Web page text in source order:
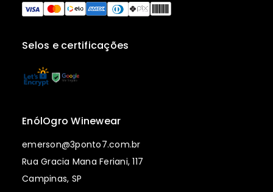
Selos e certificações
EnólOgro Winewear
emerson@3ponto7.com.br
Rua Gracia Mana Feriani, 117
Campinas, SP